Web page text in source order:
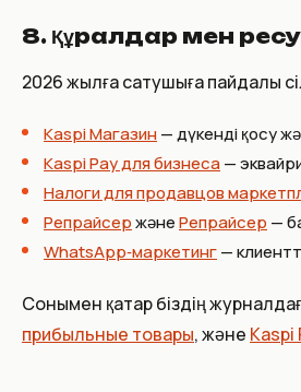
8. Құралдар мен
2026 жылға сатушыға пайдалы
Kaspi Магазин— дүкенді қосу
Kaspi Pay для бизнеса—
Налоги для продавцов
РепрайсержәнеРепрайсер —
WhatsApp‑маркетинг—
Сонымен қатар біздің
прибыльные товары, және Kaspi